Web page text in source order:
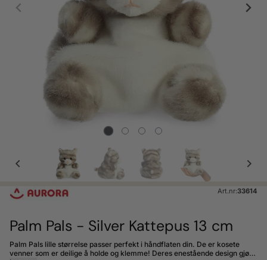
Art.nr:33614
Palm Pals - Silver Kattepus 13 cm
Palm Pals lille størrelse passer perfekt i håndflaten din. De er kosete
venner som er deilige å holde og klemme! Deres enestående design gjør